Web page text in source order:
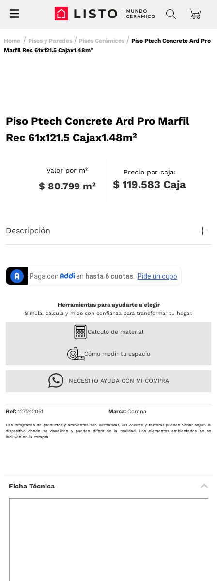
Pisos y Paredes Pisos Cerámicos
Piso Ptech Concrete Ard Pro
Marfil Rec 61x121.5 Cajax1.48m²
Piso Ptech Concrete Ard Pro Marfil
Rec 61x121.5 Cajax1.48m²
Valor por m²
$ 80.799m²
Precio por caja:
$ 119.583 Caja
Descripción
Herramientas para ayudarte a elegir
Simula, calcula y mide con confianza para transformar tu hogar.
Cálculo de material
Cómo medir tu espacio
NECESITO AYUDA CON MI COMPRA
Ref: 127242051 Corona
Las fotografías de productos y ambientes son ilustrativas, los colores y texturas pueden variar según el
dispositivo donde se visualicen y pueden diferir de la realidad. Los elementos ambientados no se
incluyen en la compra.
Ficha Técnica